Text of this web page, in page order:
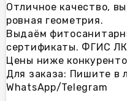
Отличное качество,
ровная геометрия.
Выдаём
сертификаты. ФГИС ЛК
Цены ниже
Для заказа: Пишите в
WhatsApp/Telegram